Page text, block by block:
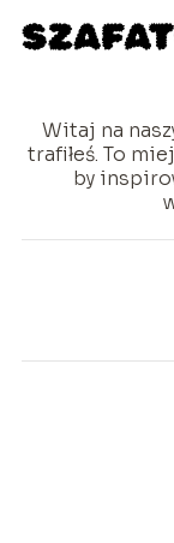
Witaj na
trafiłeś. To
by